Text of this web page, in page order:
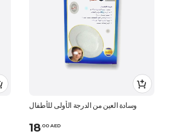
وسادة العين من الدرجة الأولى للأطفال
18 00 AED